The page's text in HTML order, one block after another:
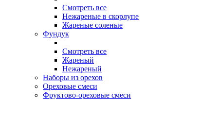
Смотреть все
Нежареные в скорлупе
Жареные соленые
Фундук
Смотреть все
Жареный
Нежареный
Наборы из орехов
Ореховые смеси
Фруктово-ореховые смеси